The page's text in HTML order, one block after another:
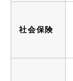
社会保険